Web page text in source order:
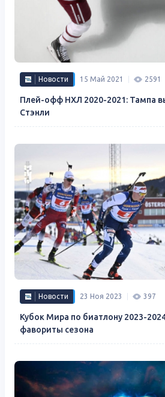
Новости 15 Май 2021 2591
Плей-офф НХЛ 2020-2021: Тампа
Стэнли
Новости 23 Ноя 2023 397
Кубок Мира по биатлону 2023-
фавориты сезона